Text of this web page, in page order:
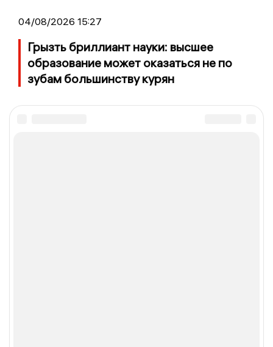
04/08/2026 15:27
Грызть бриллиант науки: высшее
образование может оказаться не по
зубам большинству курян